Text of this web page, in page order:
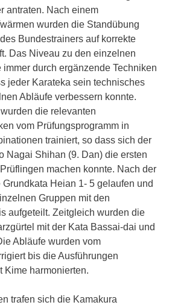
antraten. Nach einem
wurden die Standübung
Bundestrainers auf korrekte
Das Niveau zu den einzelnen
immer durch ergänzende Techniken
jeder Karateka sein technisches
Abläufe verbessern konnte.
die relevanten
vom Prüfungsprogramm in
trainiert, so dass sich der
Nagai Shihan (9. Dan) die ersten
machen konnte. Nach der
Heian 1- 5 gelaufen und
Gruppen mit den
aufgeteilt. Zeitgleich wurden die
mit der Kata Bassai-dai und
Abläufe wurden vom
bis die Ausführungen
Kime harmonierten.
trafen sich die Kamakura